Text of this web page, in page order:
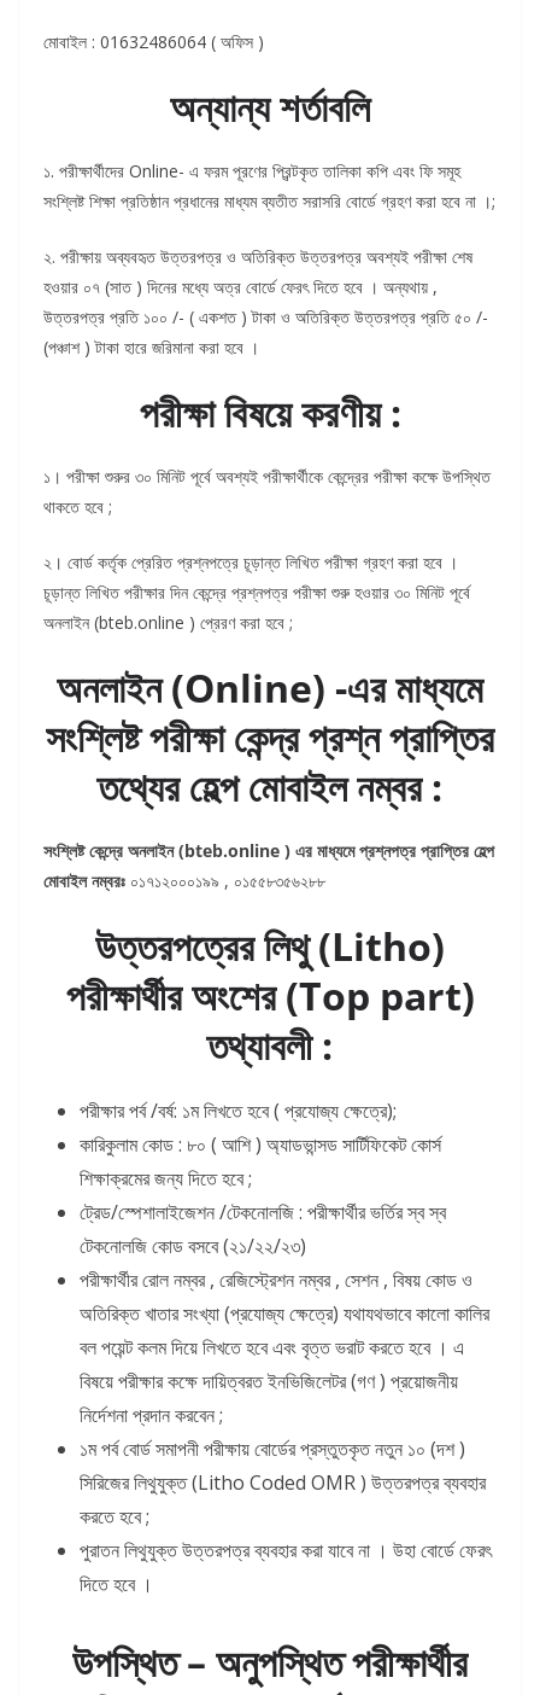
মোবাইল : 01632486064 ( অফিস )
অন্যান্য শর্তাবলি
১. পরীক্ষার্থীদের Online- এ ফরম পূরণের প্রিন্টকৃত তালিকা কপি এবং ফি সমূহ
সংশ্লিষ্ট শিক্ষা প্রতিষ্ঠান প্রধানের মাধ্যম ব্যতীত সরাসরি বোর্ডে গ্রহণ করা হবে না ।;
২. পরীক্ষায় অব্যবহৃত উত্তরপত্র ও অতিরিক্ত উত্তরপত্র অবশ্যই পরীক্ষা শেষ
হওয়ার ০৭ (সাত ) দিনের মধ্যে অত্র বোর্ডে ফেরৎ দিতে হবে । অন্যথায় ,
উত্তরপত্র প্রতি ১০০ /- ( একশত ) টাকা ও অতিরিক্ত উত্তরপত্র প্রতি ৫০ /-
(পঞ্চাশ ) টাকা হারে জরিমানা করা হবে ।
পরীক্ষা বিষয়ে করণীয় :
১। পরীক্ষা শুরুর ৩০ মিনিট পূর্বে অবশ্যই পরীক্ষার্থীকে কেন্দ্রের পরীক্ষা কক্ষে উপস্থিত
থাকতে হবে ;
২। বোর্ড কর্তৃক প্রেরিত প্রশ্নপত্রে চূড়ান্ত লিখিত পরীক্ষা গ্রহণ করা হবে ।
চূড়ান্ত লিখিত পরীক্ষার দিন কেন্দ্রে প্রশ্নপত্র পরীক্ষা শুরু হওয়ার ৩০ মিনিট পূর্বে
অনলাইন (bteb.online ) প্রেরণ করা হবে ;
অনলাইন (Online) -এর মাধ্যমে
সংশ্লিষ্ট পরীক্ষা কেন্দ্র প্রশ্ন প্রাপ্তির
তথ্যের হেল্প মোবাইল নম্বর :
সংশ্লিষ্ট কেন্দ্রে অনলাইন (bteb.online ) এর মাধ্যমে প্রশ্নপত্র প্রাপ্তির হেল্প
মোবাইল নম্বরঃ ০১৭১২০০০১৯৯ , ০১৫৫৮৩৫৬২৮৮
উত্তরপত্রের লিথু (Litho)
পরীক্ষার্থীর অংশের (Top part)
তথ্যাবলী :
পরীক্ষার পর্ব /বর্ষ: ১ম লিখতে হবে ( প্রযোজ্য ক্ষেত্রে);
কারিকুলাম কোড : ৮০ ( আশি ) অ্যাডভান্সড সার্টিফিকেট কোর্স
শিক্ষাক্রমের জন্য দিতে হবে ;
ট্রেড/স্পেশালাইজেশন /টেকনোলজি : পরীক্ষার্থীর ভর্তির স্ব স্ব
টেকনোলজি কোড বসবে (২১/২২/২৩)
পরীক্ষার্থীর রোল নম্বর , রেজিস্ট্রেশন নম্বর , সেশন , বিষয় কোড ও
অতিরিক্ত খাতার সংখ্যা (প্রযোজ্য ক্ষেত্রে) যথাযথভাবে কালো কালির
বল পয়েন্ট কলম দিয়ে লিখতে হবে এবং বৃত্ত ভরাট করতে হবে । এ
বিষয়ে পরীক্ষার কক্ষে দায়িত্বরত ইনভিজিলেটর (গণ ) প্রয়োজনীয়
নির্দেশনা প্রদান করবেন ;
১ম পর্ব বোর্ড সমাপনী পরীক্ষায় বোর্ডের প্রস্তুতকৃত নতুন ১০ (দশ )
সিরিজের লিথুযুক্ত (Litho Coded OMR ) উত্তরপত্র ব্যবহার
করতে হবে ;
পুরাতন লিথুযুক্ত উত্তরপত্র ব্যবহার করা যাবে না । উহা বোর্ডে ফেরৎ
দিতে হবে ।
উপস্থিত – অনুপস্থিত পরীক্ষার্থীর